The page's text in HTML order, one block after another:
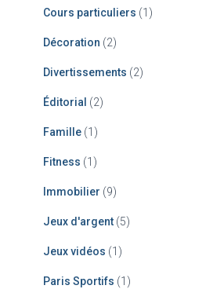
Cours particuliers (1)
Décoration (2)
Divertissements (2)
Éditorial (2)
Famille (1)
Fitness (1)
Immobilier (9)
Jeux d'argent (5)
Jeux vidéos (1)
Paris Sportifs (1)